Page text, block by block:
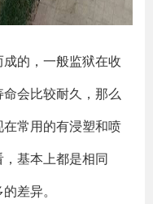
的，一般监狱在收
会比较耐久，那么
常用的有浸塑和喷
基本上都是相同
差异。